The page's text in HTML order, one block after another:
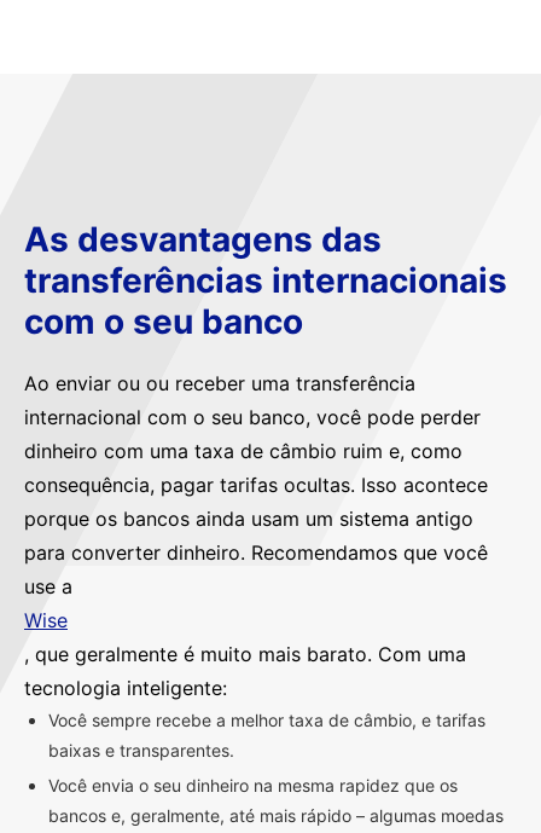
As desvantagens das
transferências internacionais
com o seu banco
Ao enviar ou ou receber uma transferência
internacional com o seu banco, você pode perder
dinheiro com uma taxa de câmbio ruim e, como
consequência, pagar tarifas ocultas. Isso acontece
porque os bancos ainda usam um sistema antigo
para converter dinheiro. Recomendamos que você
use a
Wise
, que geralmente é muito mais barato. Com uma
tecnologia inteligente:
Você sempre recebe a melhor taxa de câmbio, e tarifas
baixas e transparentes.
Você envia o seu dinheiro na mesma rapidez que os
bancos e, geralmente, até mais rápido – algumas moedas